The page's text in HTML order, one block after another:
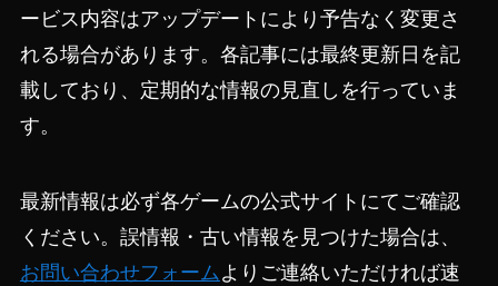
ービス内容はアップデートにより予告なく変更さ
れる場合があります。各記事には最終更新日を記
載しており、定期的な情報の見直しを行っていま
す。
最新情報は必ず各ゲームの公式サイトにてご確認
ください。誤情報・古い情報を見つけた場合は、
お問い合わせフォーム よりご連絡いただければ速